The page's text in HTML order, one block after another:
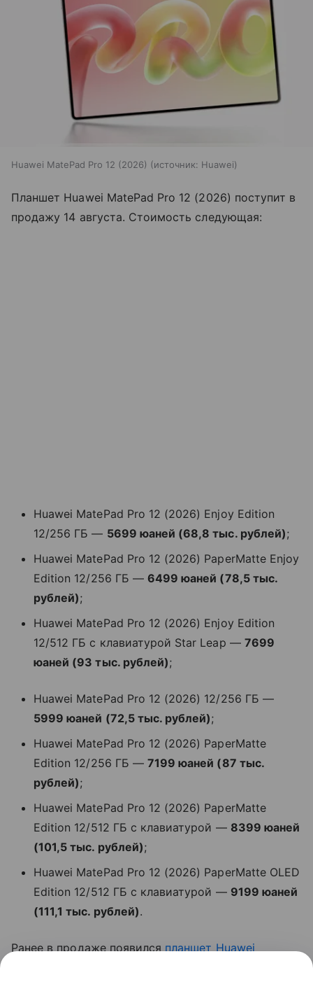
Huawei MatePad Pro 12 (2026) источник: Huawei
Планшет Huawei MatePad Pro 12 (2026) поступит в
продажу 14 августа. Стоимость следующая:
Huawei MatePad Pro 12 (2026) Enjoy Edition
12/256 ГБ — 5699 юаней (68,8 тыс. рублей);
Huawei MatePad Pro 12 (2026) PaperMatte Enjoy
Edition 12/256 ГБ — 6499 юаней (78,5 тыс.
рублей);
Huawei MatePad Pro 12 (2026) Enjoy Edition
12/512 ГБ с клавиатурой Star Leap — 7699
юаней (93 тыс. рублей);
Huawei MatePad Pro 12 (2026) 12/256 ГБ —
5999 юаней (72,5 тыс. рублей);
Huawei MatePad Pro 12 (2026) PaperMatte
Edition 12/256 ГБ — 7199 юаней (87 тыс.
рублей);
Huawei MatePad Pro 12 (2026) PaperMatte
Edition 12/512 ГБ с клавиатурой — 8399 юаней
(101,5 тыс. рублей);
Huawei MatePad Pro 12 (2026) PaperMatte OLED
Edition 12/512 ГБ с клавиатурой — 9199 юаней
(111,1 тыс. рублей).
Ранее в продаже появился планшет Huawei